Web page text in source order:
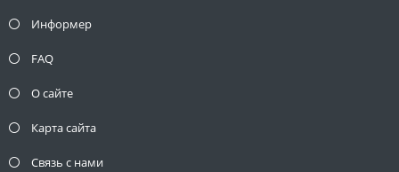
Информер
FAQ
О сайте
Карта сайта
Связь с нами